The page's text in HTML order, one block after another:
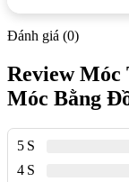
ràng. Người dùng
chéo.
Cấu trúc gắn
sử dụng trong
đặt ở vị trí phù
hơn, đồng thời dễ
Đánh giá (0)
Review
Móc Bằng
5
4